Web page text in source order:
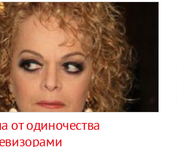
от одиночества